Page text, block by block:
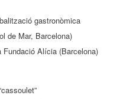
gastronòmica
de Mar, Barcelona)
Fundació Alícia (Barcelona)